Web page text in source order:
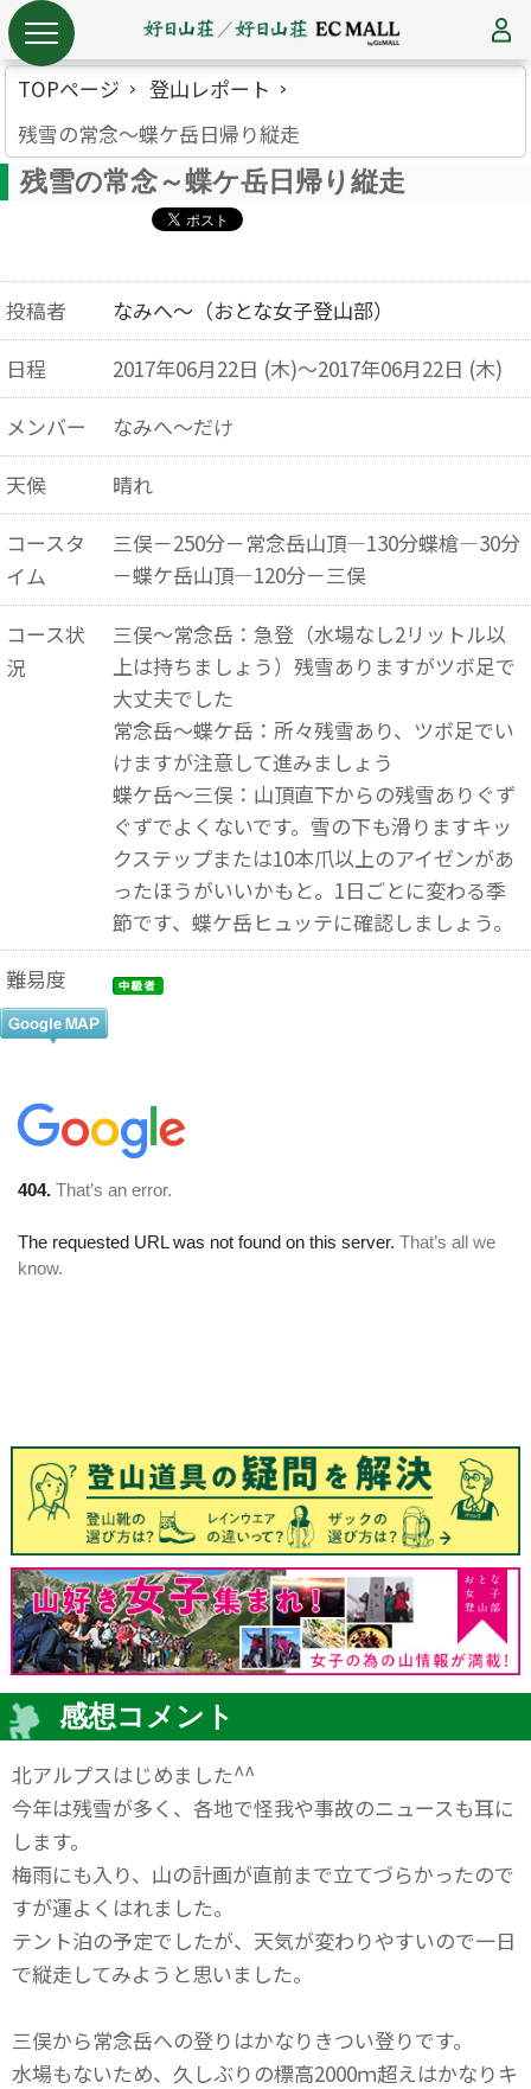
TOPページ
登山レポート
残雪の常念～蝶ケ岳日帰り縦走
残雪の常念～蝶ケ岳日帰り縦走
投稿者
なみへ～（おとな女子登山部）
日程
2017年06月22日 (木)～2017年06月22日 (木)
メンバー
なみへ～だけ
天候
晴れ
コースタ
イム
三俣－250分－常念岳山頂―130分蝶槍―30分
－蝶ケ岳山頂―120分－三俣
コース状
況
三俣～常念岳：急登（水場なし2リットル以
上は持ちましょう）残雪ありますがツボ足で
大丈夫でした
常念岳～蝶ケ岳：所々残雪あり、ツボ足でい
けますが注意して進みましょう
蝶ケ岳～三俣：山頂直下からの残雪ありぐず
ぐずでよくないです。雪の下も滑りますキッ
クステップまたは10本爪以上のアイゼンがあ
ったほうがいいかもと。1日ごとに変わる季
節です、蝶ケ岳ヒュッテに確認しましょう。
難易度
感想コメント
北アルプスはじめました^^
今年は残雪が多く、各地で怪我や事故のニュースも耳に
します。
梅雨にも入り、山の計画が直前まで立てづらかったので
すが運よくはれました。
テント泊の予定でしたが、天気が変わりやすいので一日
で縦走してみようと思いました。
三俣から常念岳への登りはかなりきつい登りです。
水場もないため、久しぶりの標高2000ｍ超えはかなりキ